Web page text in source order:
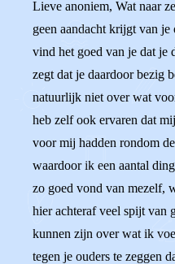
Lieve anoniem, Wat naar
geen aandacht krijgt van
vind het goed van je dat je
zegt dat je daardoor bezig
natuurlijk niet over wat
heb zelf ook ervaren dat
voor mij hadden rondom
waardoor ik een aantal
zo goed vond van mezelf,
hier achteraf veel spijt van
kunnen zijn over wat ik
tegen je ouders te zeggen